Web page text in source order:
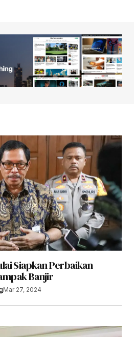
Siapkan Perbaikan
Banjir
Mar 27, 2024